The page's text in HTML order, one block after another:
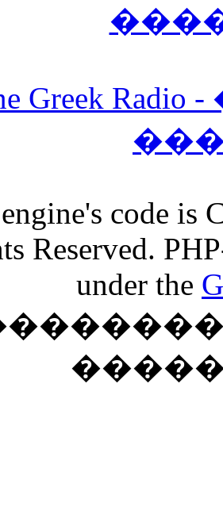
Greek
code
Reserved.
under the